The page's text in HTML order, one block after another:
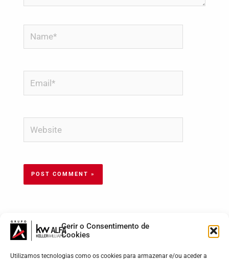
Gerir o Consentimento de
Cookies
Utilizamos tecnologias como os cookies para armazenar e/ou aceder a
Name*
Email*
Website